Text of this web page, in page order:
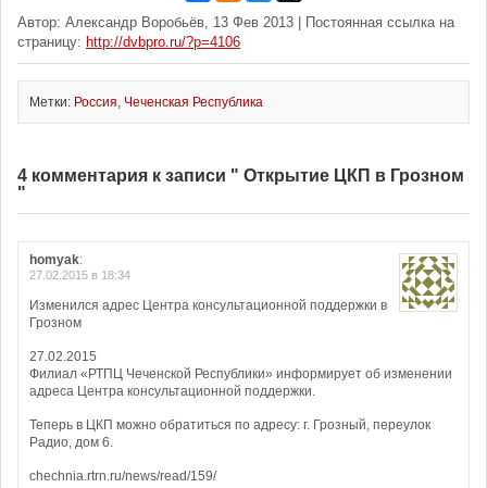
Автор: Александр Воробьёв, 13 Фев 2013 | Постоянная ссылка на
страницу: http://dvbpro.ru/?p=4106
Метки: Россия, Чеченская Республика
4 комментария к записи " Открытие ЦКП в Грозном
"
homyak:
27.02.2015 в 18:34
Изменился адрес Центра консультационной поддержки в
Грозном
27.02.2015
Филиал «РТПЦ Чеченской Республики» информирует об изменении
адреса Центра консультационной поддержки.
Теперь в ЦКП можно обратиться по адресу: г. Грозный, переулок
Радио, дом 6.
chechnia.rtrn.ru/news/read/159/